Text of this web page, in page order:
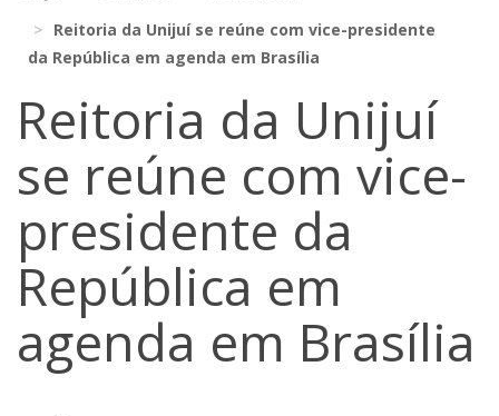
Reitoria da Unijuí se reúne com vice-presidente
da República em agenda em Brasília
Reitoria da Unijuí
se reúne com vice-
presidente da
República em
agenda em Brasília